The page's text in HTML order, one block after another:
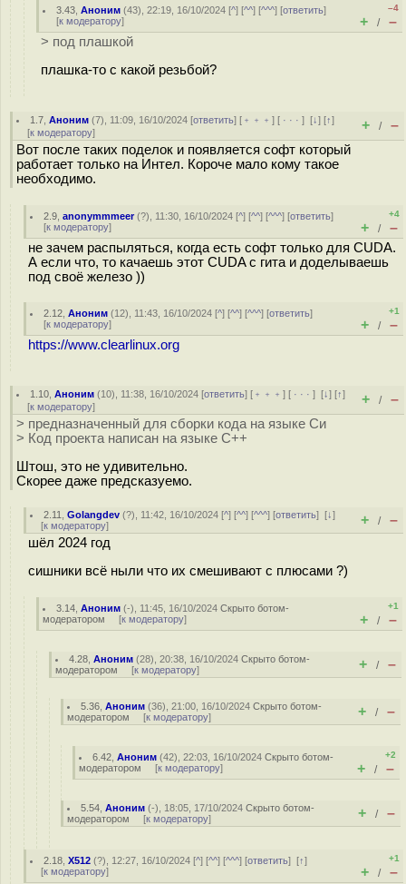
3.43 ,Аноним (43), 22:19, 16/10/2024 [^] [^^] [^^^] [ответить]
[к модератору]
–4
+ / –
> под плашкой
плашка-то с какой резьбой?
1.7 ,Аноним (7), 11:09, 16/10/2024 [ответить] [ ﹢﹢﹢] [ · · ·][↓] [↑]
[к модератору] + / –
Вот после таких поделок и появляется софт который
работает только на Интел. Короче мало кому такое
необходимо.
2.9 ,anonymmmeer(?), 11:30, 16/10/2024 [^] [^^] [^^^] [ответить]
[к модератору]
+4
+ / –
не зачем распыляться, когда есть софт только для CUDA.
А если что, то качаешь этот CUDA с гита и доделываешь
под своё железо ))
2.12 ,Аноним (12), 11:43, 16/10/2024 [^] [^^] [^^^] [ответить]
[к модератору]
+1
+ / –
https://www.clearlinux.org
1.10 ,Аноним (10), 11:38, 16/10/2024 [ответить] [ ﹢﹢﹢] [ · · ·][↓] [↑]
[к модератору] + / –
> предназначенный для сборки кода на языке Си
> Код проекта написан на языке С++
Штош, это не удивительно.
Скорее даже предсказуемо.
2.11 ,Golangdev (?), 11:42, 16/10/2024 [^] [^^] [^^^] [ответить][↓]
[к модератору] + / –
шёл 2024 год
сишники всё ныли что их смешивают с плюсами ?)
3.14 ,Аноним (-), 11:45, 16/10/2024Скрыто ботом-
модератором [к модератору]
+1
+ / –
4.28 ,Аноним (28), 20:38, 16/10/2024Скрыто ботом-
модератором [к модератору] + / –
5.36 ,Аноним (36), 21:00, 16/10/2024Скрыто ботом-
модератором [к модератору] + / –
6.42 ,Аноним (42), 22:03, 16/10/2024Скрыто ботом-
модератором [к модератору]
+2
+ / –
5.54 ,Аноним (-), 18:05, 17/10/2024Скрыто ботом-
модератором [к модератору] + / –
2.18 ,X512 (?), 12:27, 16/10/2024 [^] [^^] [^^^] [ответить][↑]
[к модератору]
+1
+ / –